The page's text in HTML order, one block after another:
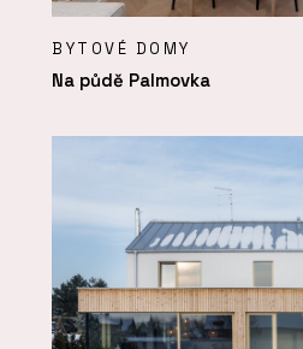
BYTOVÉ DOMY
Na půdě Palmovka